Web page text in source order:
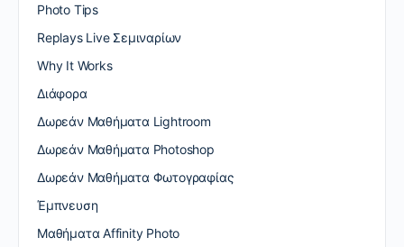
Photo Tips
Replays Live Σεμιναρίων
Why It Works
Διάφορα
Δωρεάν Μαθήματα Lightroom
Δωρεάν Μαθήματα Photoshop
Δωρεάν Μαθήματα Φωτογραφίας
Έμπνευση
Μαθήματα Affinity Photo